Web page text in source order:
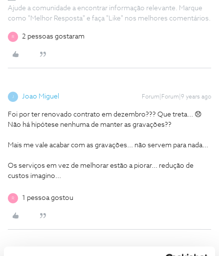
Ajude a comunidade a encontrar informação relevante. Marque
como "Melhor Resposta" e faça "Like" nos melhores comentários.
R 2 pessoas gostaram
Joao Miguel Forum|Forum|9 years ago
Foi por ter renovado contrato em dezembro??? Que treta... 😞
Não há hipótese nenhuma de manter as gravações??
Mais me vale acabar com as gravações... não servem para nada...
Os serviços em vez de melhorar estão a piorar... redução de
custos imagino...
R 1 pessoa gostou